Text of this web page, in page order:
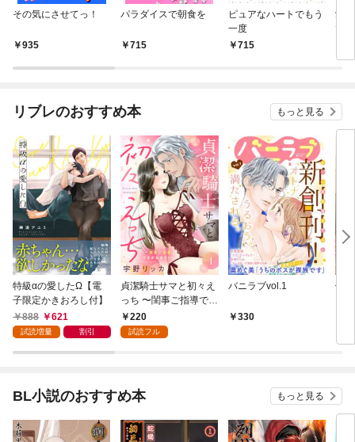
その気にさせてっ！
935
パラダイスで朝食を
715
ピュアなハートでもう
一度
715
愛
で
リブレのおすすめ本 もっと見る
特級αの愛したΩ【電
子限定かきおろし付】
888
621
試読増量 割引
貞潔騎士サマと初々え
っち 〜閨事ご指導でき
かねます！〜（1）
220
試読フル
バニラブvol.1
330
偽
BL小説のおすすめ本 もっと見る